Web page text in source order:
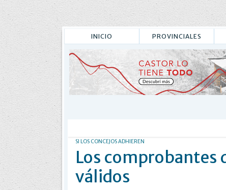
INICIO PROVINCIALES
SI LOS CONCEJOS ADHIEREN
Los comprobantes
válidos